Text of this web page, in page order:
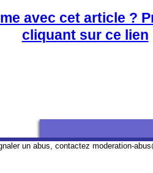
avec cet article ?
cliquant sur ce lien
un abus, contactez moderation-